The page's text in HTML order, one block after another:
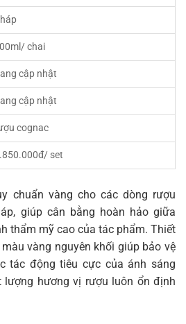
chai
cập nhật
cập nhật
cognac
set
chuẩn vàng cho các dòng rượu
giúp cân bằng hoàn hảo giữa
thẩm mỹ cao của tác phẩm. Thiết
vàng nguyên khối giúp bảo vệ
tác động tiêu cực của ánh sáng
lượng hương vị rượu luôn ổn định